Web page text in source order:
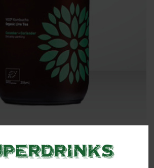
Brew Cucumber & Coriander 330ml